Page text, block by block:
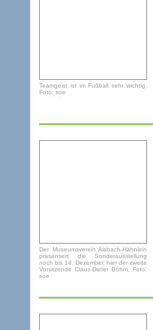
Teamgeist ist im Fußball sehr wichtig.
Foto: soe
Der Museumsverein Alsbach-Hähnlein
präsentiert die Sonderausstellung
noch bis 14. Dezember, hier der zweite
Vorsitzende Claus-Dieter Böhm. Foto:
soe